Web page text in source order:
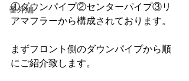
番外編
①ダウンパイプ②センターパイプ③リ
アマフラーから構成されております。
まずフロント側のダウンパイプから順
にご紹介致します。